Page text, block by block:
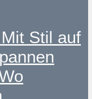
Stil auf